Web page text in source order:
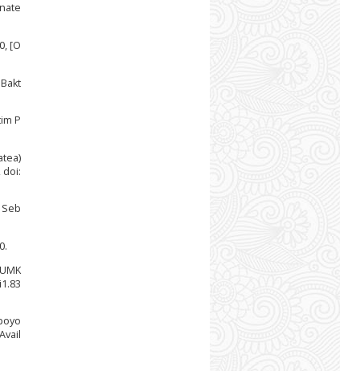
[O
P
doi: